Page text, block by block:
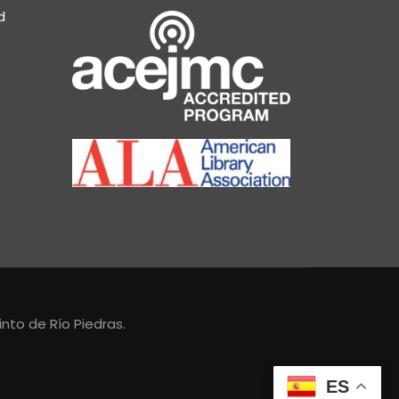
de Río Piedras.
ES